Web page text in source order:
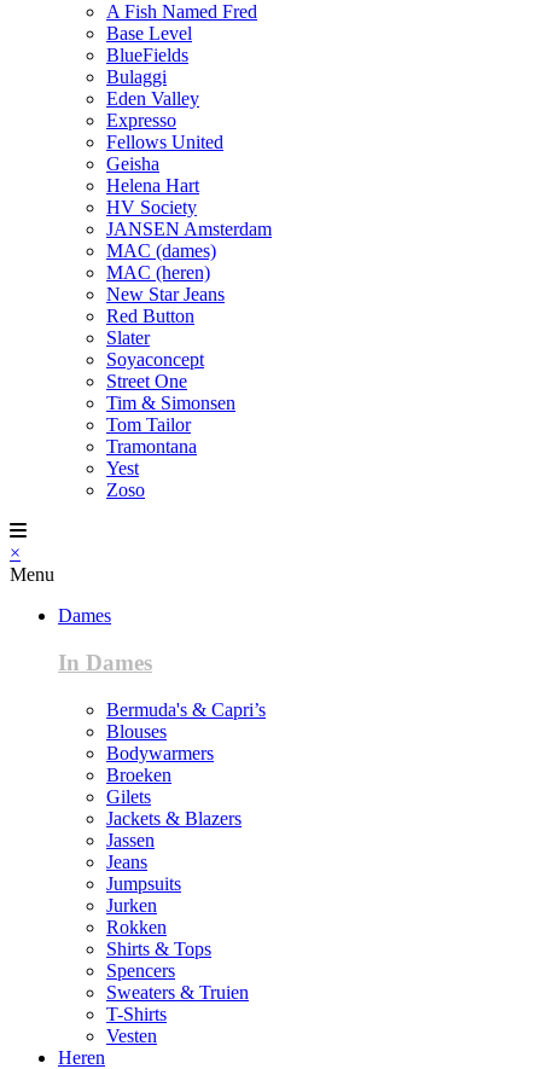
A Fish Named Fred
Base Level
BlueFields
Bulaggi
Eden Valley
Expresso
Fellows United
Geisha
Helena Hart
HV Society
JANSEN Amsterdam
MAC (dames)
MAC (heren)
New Star Jeans
Red Button
Slater
Soyaconcept
Street One
Tim & Simonsen
Tom Tailor
Tramontana
Yest
Zoso
×
Menu
Dames
In Dames
Bermuda's & Capri’s
Blouses
Bodywarmers
Broeken
Gilets
Jackets & Blazers
Jassen
Jeans
Jumpsuits
Jurken
Rokken
Shirts & Tops
Spencers
Sweaters & Truien
T-Shirts
Vesten
Heren